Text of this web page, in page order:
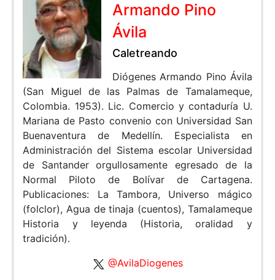
Armando Pino
Ávila
Caletreando
Diógenes Armando Pino Ávila
(San Miguel de las Palmas de Tamalameque,
Colombia. 1953). Lic. Comercio y contaduría U.
Mariana de Pasto convenio con Universidad San
Buenaventura de Medellín. Especialista en
Administración del Sistema escolar Universidad
de Santander orgullosamente egresado de la
Normal Piloto de Bolívar de Cartagena.
Publicaciones: La Tambora, Universo mágico
(folclor), Agua de tinaja (cuentos), Tamalameque
Historia y leyenda (Historia, oralidad y
tradición).
@AvilaDiogenes